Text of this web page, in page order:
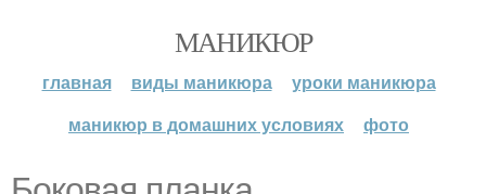
МАНИКЮР
главная виды маникюра
уроки маникюра
маникюр в домашних условиях
фото